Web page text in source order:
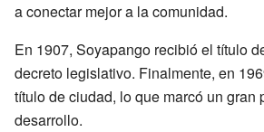
a conectar mejor a la comunidad.
En 1907, Soyapango recibió el título
decreto legislativo. Finalmente, en
título de ciudad, lo que marcó un gran
desarrollo.